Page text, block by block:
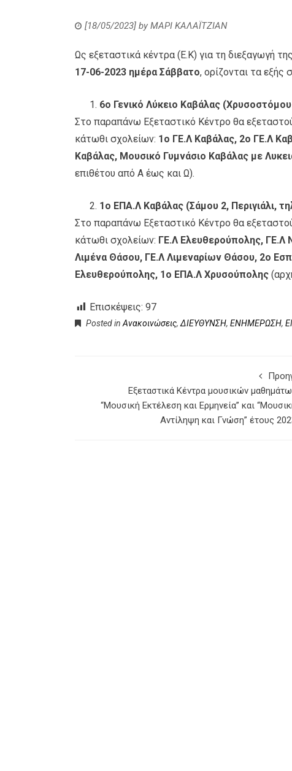
[18/05/2023] by ΜΑΡΙ ΚΑΛΑΪΤΖΙΑΝ
Ως εξεταστικά κέντρα (Ε.Κ) για τη διεξαγωγή
17-06-2023 ημέρα Σάββατο, ορίζονται τα εξής
6ο Γενικό Λύκειο Καβάλας
Στο παραπάνω Εξεταστικό Κέντρο θα
κάτωθι σχολείων: 1ο ΓΕ.Λ Καβάλας, 2ο ΓΕ.Λ
Καβάλας, Μουσικό Γυμνάσιο Καβάλας με
επιθέτου από Α έως και Ω).
1ο ΕΠΑ.Λ Καβάλας (Σάμου 2, Περιγιάλι,
Στο παραπάνω Εξεταστικό Κέντρο θα
κάτωθι σχολείων: ΓΕ.Λ Ελευθερούπολης, ΓΕ.Λ
Λιμένα Θάσου, ΓΕ.Λ Λιμεναρίων Θάσου, 2ο
Ελευθερούπολης, 1ο ΕΠΑ.Λ Χρυσούπολης
Επισκέψεις: 97
Posted inΑνακοινώσεις,ΔΙΕΥΘΥΝΣΗ, ΕΝΗΜΕΡΩΣΗ,
Εξεταστικά Κέντρα μουσικών
“Μουσική Εκτέλεση και Ερμηνεία” και
Αντίληψη και Γνώση” έτους